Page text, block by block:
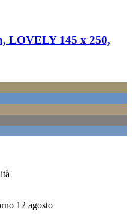
LOVELY 145 x 250,
12 agosto